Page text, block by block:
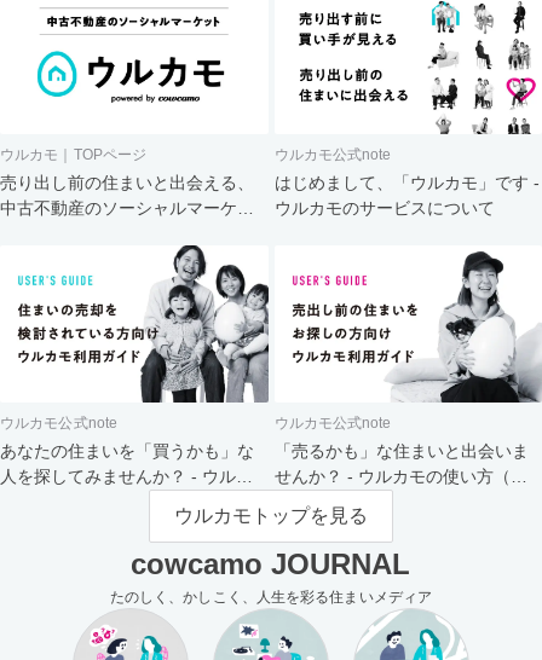
ウルカモ｜TOPページ
売り出し前の住まいと出会える、
中古不動産のソーシャルマーケッ
ウルカモ公式note
はじめまして、「ウルカモ」です -
ウルカモのサービスについて
ウルカモ公式note
あなたの住まいを「買うかも」な
人を探してみませんか？ - ウルカ
ウルカモ公式note
「売るかも」な住まいと出会いま
せんか？ - ウルカモの使い方（買
主さま向け）
ウルカモトップを見る
cowcamo JOURNAL
たのしく、かしこく、人生を彩る住まいメディア